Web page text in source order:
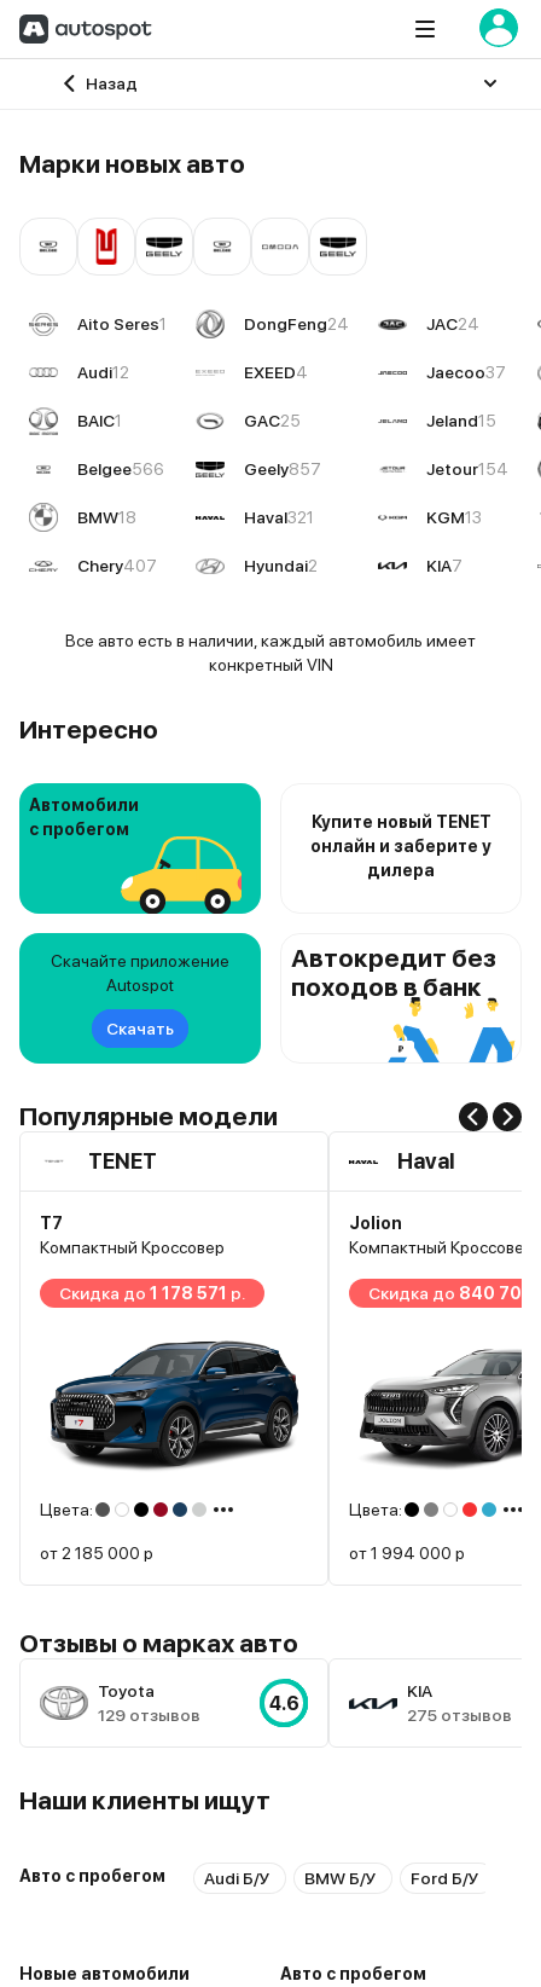
Назад
Главная
Марки новых авто
Aito Seres1
Audi12
BAIC1
Belgee566
BMW18
Chery407
DongFeng24
EXEED4
GAC25
Geely857
Haval321
Hyundai2
JAC24
Jaecoo37
Jeland15
Jetour154
KGM13
KIA7
Все авто есть в наличии, каждый автомобиль имеет
конкретный VIN
Интересно
Автомобили
с пробегом
Купите новый TENET
онлайн и заберите у
дилера
Скачайте приложение
Autospot
Скачать
Автокредит без
походов в банк
Популярные модели
TENET
T7
Компактный Кроссовер
Скидка до 1 178 571 р.
Цвета:
от 2 185 000 р
Haval
Jolion
Компактный Кроссовер
Скидка до 840 700
Цвета:
от1 994 000 р
Отзывы о марках авто
Toyota
129 отзывов
4.6
KIA
275 отзывов
Наши клиенты ищут
Авто с пробегом Audi Б/У BMW Б/У Ford Б/У
Новые автомобили
Авто с пробегом